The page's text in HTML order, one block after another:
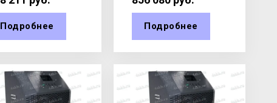
Подробнее Подробнее